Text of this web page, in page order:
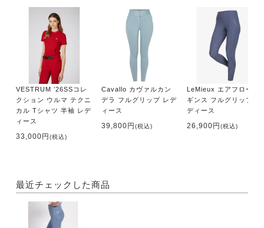
VESTRUM ’26SSコレ
クション ウルマ テクニ
カル Tシャツ 半袖 レデ
ィース
33,000円(税込)
Cavallo カヴァルカン
デラ フルグリップ レデ
ィース
39,800円(税込)
LeMieux エアフロー レ
ギンス フルグリップ レ
ディース
26,900円(税込)
最近チェックした商品